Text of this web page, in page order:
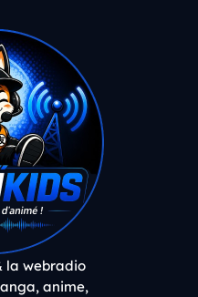
la webradio
anime,